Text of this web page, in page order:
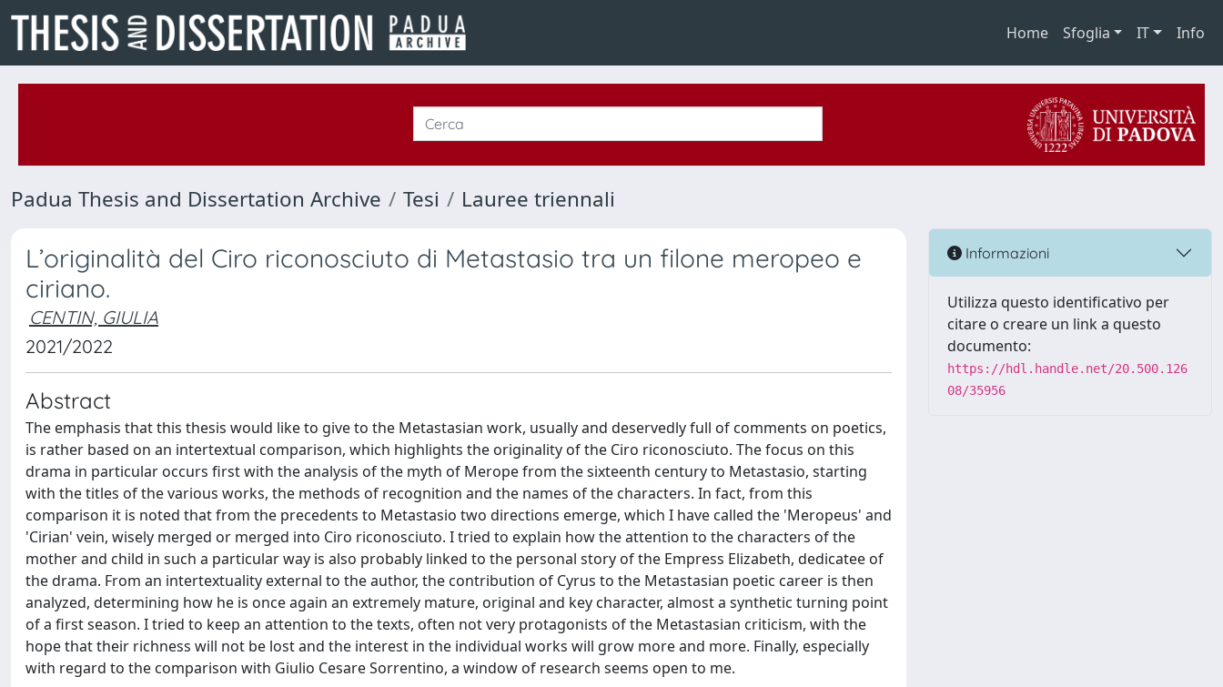
Home Sfoglia IT Info
Padua Thesis and Dissertation Archive Tesi Lauree triennali
L’originalità del Ciro riconosciuto di Metastasio tra un filone meropeo e
ciriano.
CENTIN, GIULIA
2021/2022
Abstract
The emphasis that this thesis would like to give to the Metastasian work, usually and deservedly full of comments on poetics,
is rather based on an intertextual comparison, which highlights the originality of the Ciro riconosciuto. The focus on this
drama in particular occurs first with the analysis of the myth of Merope from the sixteenth century to Metastasio, starting
with the titles of the various works, the methods of recognition and the names of the characters. In fact, from this
comparison it is noted that from the precedents to Metastasio two directions emerge, which I have called the 'Meropeus' and
'Cirian' vein, wisely merged or merged into Ciro riconosciuto. I tried to explain how the attention to the characters of the
mother and child in such a particular way is also probably linked to the personal story of the Empress Elizabeth, dedicatee of
the drama. From an intertextuality external to the author, the contribution of Cyrus to the Metastasian poetic career is then
analyzed, determining how he is once again an extremely mature, original and key character, almost a synthetic turning point
of a first season. I tried to keep an attention to the texts, often not very protagonists of the Metastasian criticism, with the
hope that their richness will not be lost and the interest in the individual works will grow more and more. Finally, especially
with regard to the comparison with Giulio Cesare Sorrentino, a window of research seems open to me.
Informazioni
Utilizza questo identificativo per
citare o creare un link a questo
documento:
https://hdl.handle.net/20.500.126
08/35956